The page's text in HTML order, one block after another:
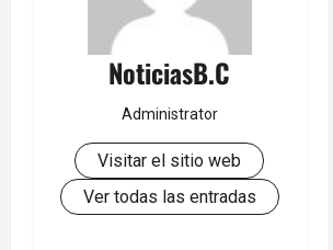
NoticiasB.C
Administrator
Visitar el sitio web
Ver todas las entradas